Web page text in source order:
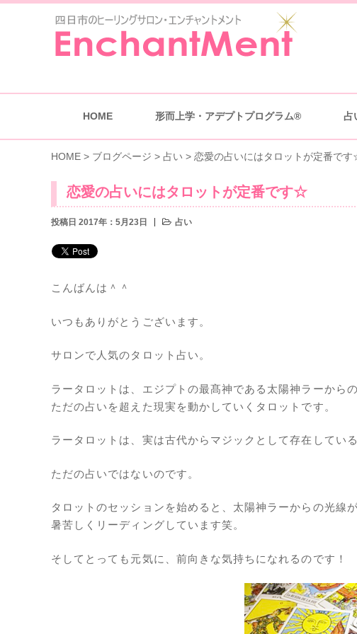
HOME 形而上学・アデプトプログラム® 占
HOME > ブログページ > 占い > 恋愛の占いにはタロットが定番で
恋愛の占いにはタロットが定番です☆
投稿日 2017年：5月23日 占い
こんばんは＾＾
いつもありがとうございます。
サロンで人気のタロット占い。
ラータロットは、エジプトの最髙神である太陽神ラーから
ただの占いを超えた現実を動かしていくタロットです。
ラータロットは、実は古代からマジックとして存在してい
ただの占いではないのです。
タロットのセッションを始めると、太陽神ラーからの光線
暑苦しくリーディングしています笑。
そしてとっても元気に、前向きな気持ちになれるのです！